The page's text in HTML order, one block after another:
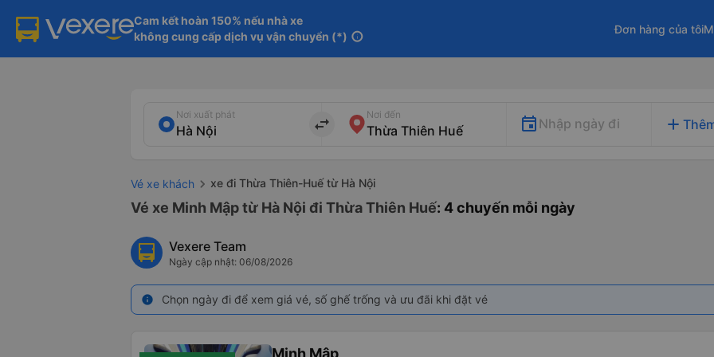
Cam kết hoàn 150% nếu nhà xe
không cung cấp dịch vụ vận chuyển (*) info
Đơn hàng của tôi
Nơi xuất phát
import_export
Nơi đến
Nhập ngày đi add
Vé xe khách xe đi Thừa Thiên-Huế từ Hà Nội
Vé xe Minh Mập từ Hà Nội đi Thừa Thiên Huế: 4 chuyến mỗi ngày
Vexere Team
Ngày cập nhật: 06/08/2026
info Chọn ngày đi để xem giá vé, số ghế trống và ưu đãi khi đặt vé
Minh Mập